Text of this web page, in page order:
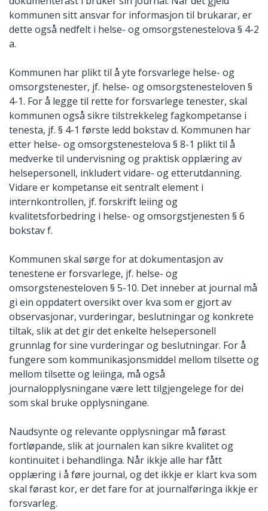
kommunen sitt ansvar for informasjon til brukarar, er
dette også nedfelt i helse- og omsorgstenestelova § 4-2
a.
Kommunen har plikt til å yte forsvarlege helse- og
omsorgstenester, jf. helse- og omsorgstenesteloven §
4-1. For å legge til rette for forsvarlege tenester, skal
kommunen også sikre tilstrekkeleg fagkompetanse i
tenesta, jf. § 4-1 første ledd bokstav d. Kommunen har
etter helse- og omsorgstenestelova § 8-1 plikt til å
medverke til undervisning og praktisk opplæring av
helsepersonell, inkludert vidare- og etterutdanning.
Vidare er kompetanse eit sentralt element i
internkontrollen, jf. forskrift leiing og
kvalitetsforbedring i helse- og omsorgstjenesten § 6
bokstav f.
Kommunen skal sørge for at dokumentasjon av
tenestene er forsvarlege, jf. helse- og
omsorgstenesteloven § 5-10. Det inneber at journal må
gi ein oppdatert oversikt over kva som er gjort av
observasjonar, vurderingar, beslutningar og konkrete
tiltak, slik at det gir det enkelte helsepersonell
grunnlag for sine vurderingar og beslutningar. For å
fungere som kommunikasjonsmiddel mellom tilsette og
mellom tilsette og leiinga, må også
journalopplysningane være lett tilgjengelege for dei
som skal bruke opplysningane.
Naudsynte og relevante opplysningar må førast
fortløpande, slik at journalen kan sikre kvalitet og
kontinuitet i behandlinga. Når ikkje alle har fått
opplæring i å føre journal, og det ikkje er klart kva som
skal førast kor, er det fare for at journalføringa ikkje er
forsvarleg.